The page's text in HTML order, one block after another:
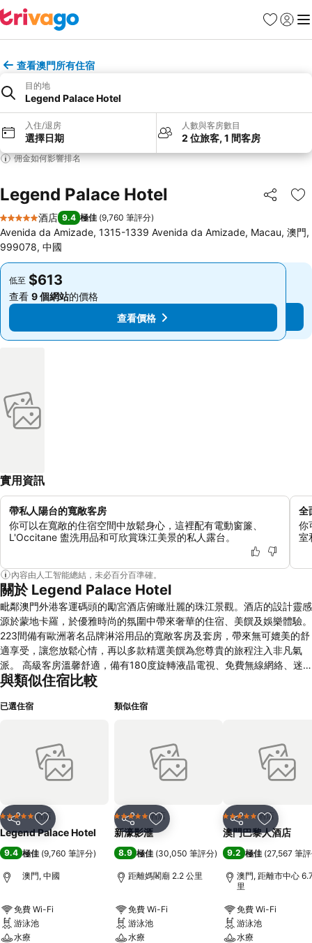
收藏夾
登入 選
查看澳門所有住宿
目的地
Legend Palace Hotel
入住/退房
選擇日期
人數與客房數目
2 位旅客, 1 間客房
佣金如何影響排名
Legend Palace Hotel 分享
放
5 星級
酒店 9.4 極佳 (9,760 筆評分)
Avenida da Amizade, 1315-1339 Avenida da Amizade, Macau, 澳門,
999078, 中國
低至 $613
查看 9 個網站的價格
查看價格
低至 $613
查看 9 個網站的價格
查看價格
實用資訊
帶私人陽台的寬敞客房
你可以在寬敞的住宿空間中放鬆身心，這裡配有電動窗簾、
L'Occitane 盥洗用品和可欣賞珠江美景的私人露台。
全
你
室
內容由人工智能總結，未必百分百準確。
關於 Legend Palace Hotel
毗鄰澳門外港客運碼頭的勵宮酒店俯瞰壯麗的珠江景觀。酒店的設計靈感
源於蒙地卡羅，於優雅時尚的氛圍中帶來奢華的住宿、美饌及娛樂體驗。
223間備有歐洲著名品牌淋浴用品的寬敞客房及套房，帶來無可媲美的舒
適享受，讓您放鬆心情，再以多款精選美饌為您尊貴的旅程注入非凡氣
派。 高級客房溫馨舒適，備有180度旋轉液晶電視、免費無線網絡、迷
你酒吧等，讓您享受舒適無憂的住宿體驗。 行政客房設計兼具豪華感、
的入住體驗。 庭園套房擁有獨立花園露台，這獨特風格的套房亦有寬敞
電視及品牌沐浴用品等，細心周到為您締造舒心愜意的住宿環境。
與類似住宿比較
已選住宿
分享 放到收藏夾
5 星級 酒店
Legend Palace Hotel
9.4 極佳 (9,760 筆評分)
澳門, 中國
免費 Wi-Fi
游泳池
水療
類似住宿
分享 放到收藏夾
5 星級 酒店
新濠影滙
8.9 極佳 (30,050 筆評分)
距離媽閣廟 2.2 公里
免費 Wi-Fi
游泳池
水療
分享 放到收藏
5 星級 酒店
澳門巴黎人酒店
9.2 極佳 (27,567 筆
澳門, 距離市中心
里
免費 Wi-Fi
游泳池
水療